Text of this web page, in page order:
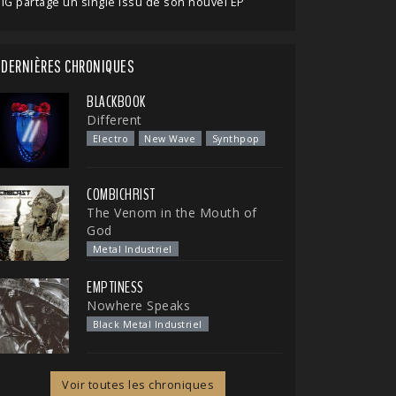
DERNIÈRES CHRONIQUES
BLACKBOOK
Different
Electro New Wave Synthpop
COMBICHRIST
The Venom in the Mouth of
God
Metal Industriel
EMPTINESS
Nowhere Speaks
Black Metal Industriel
Voir toutes les chroniques